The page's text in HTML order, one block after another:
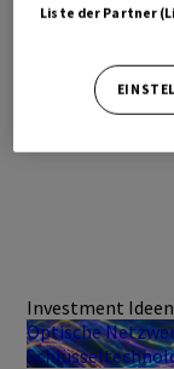
Investment
Optische
Liste der Partner